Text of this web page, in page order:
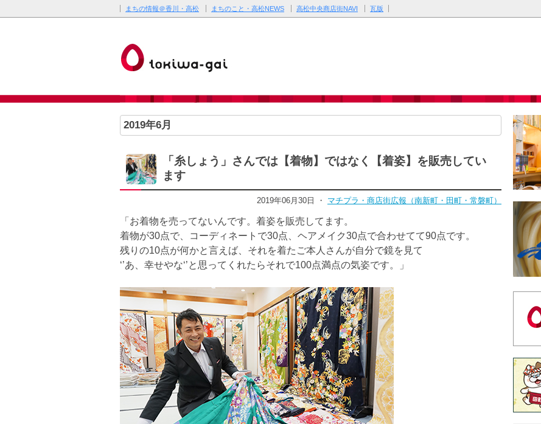
まちの情報＠香川・高松 まちのこと・高松NEWS 高松中央商店街NAVI 瓦版
2019年6月
「糸しょう」さんでは【着物】ではなく【着姿】を販売してい
ます
2019年06月30日 ・ マチプラ・商店街広報（南新町・田町・常磐町）
「お着物を売ってないんです。着姿を販売してます。
着物が30点で、コーディネートで30点、ヘアメイク30点で合わせてて90点です。
残りの10点が何かと言えば、それを着たご本人さんが自分で鏡を見て
‘’あ、幸せやな‘’と思ってくれたらそれで100点満点の気姿です。」